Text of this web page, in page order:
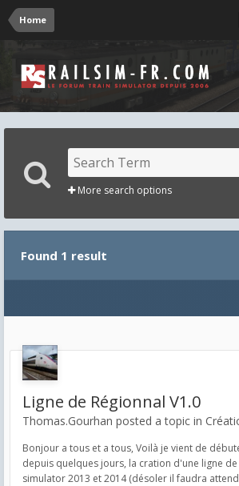
Home
More search options
Found 1 result
Ligne de Régionnal V1.0
Thomas.Gourhan posted a topic in
Bonjour a tous et a tous, Voilà je vient de
depuis quelques jours, la cration d'une ligne
simulator 2013 et 2014 (désoler il faudra